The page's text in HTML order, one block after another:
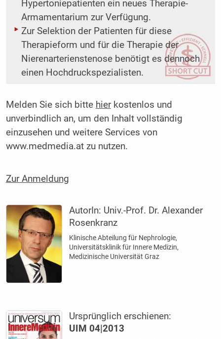
Hypertoniepatienten ein neues Therapie-
Armamentarium zur Verfügung.
Zur Selektion der Patienten für diese
Therapieform und für die Therapie der
Nierenarterienstenose benötigt es dennoch
einen Hochdruckspezialisten.
Melden Sie sich bitte hierkostenlos und
unverbindlich an, um den Inhalt vollständig
einzusehen und weitere Services von
www.medmedia.at zu nutzen.
Zur Anmeldung
AutorIn: Univ.-Prof. Dr. Alexander
Rosenkranz
Klinische Abteilung für Nephrologie,
Universitätsklinik für Innere Medizin,
Medizinische Universität Graz
Ursprünglich erschienen:
UIM 04|2013